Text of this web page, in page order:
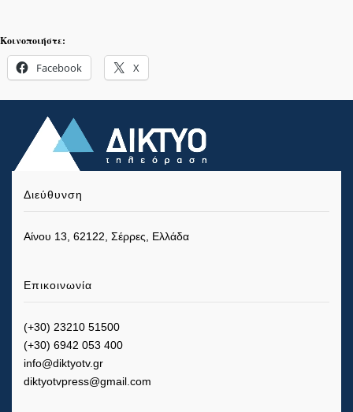
Κοινοποιήστε:
Facebook X
Διεύθυνση
Αίνου 13, 62122, Σέρρες, Ελλάδα
Επικοινωνία
(+30) 23210 51500
(+30) 6942 053 400
info@diktyotv.gr
diktyotvpress@gmail.com